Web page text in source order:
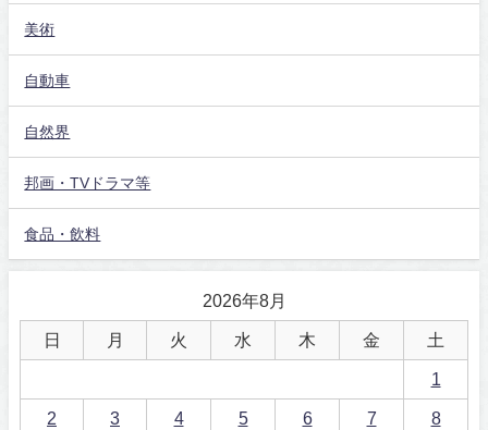
美術
自動車
自然界
邦画・TVドラマ等
食品・飲料
2026年8月
日 月 火 水 木 金 土
1
2 3 4 5 6 7 8